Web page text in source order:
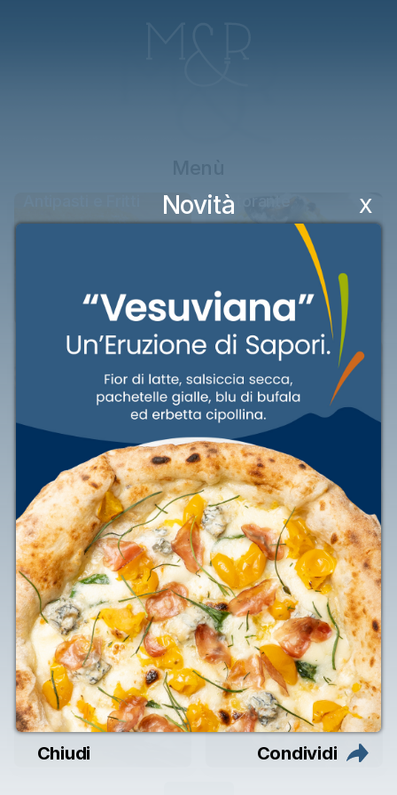
Ristorante
Pizzeria Bevande
Vini e bollicine Birre
Dolci
Amari, liquori e
distillati
X
Novità
Chiudi Condividi